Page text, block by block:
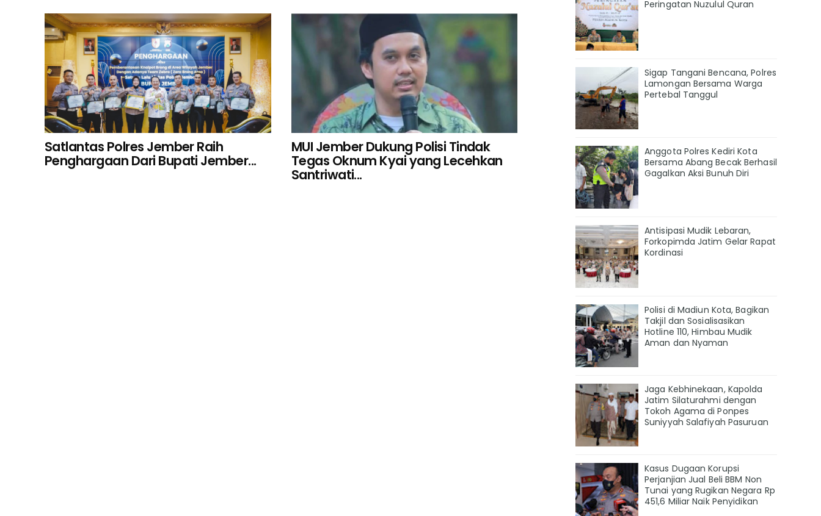
Satlantas Polres Jember Raih
Penghargaan Dari Bupati Jember...
MUI Jember Dukung Polisi Tindak
Tegas Oknum Kyai yang Lecehkan
Santriwati...
Peringatan Nuzulul Quran
Sigap Tangani Bencana, Polres
Lamongan Bersama Warga
Pertebal Tanggul
Anggota Polres Kediri Kota
Bersama Abang Becak Berhasil
Gagalkan Aksi Bunuh Diri
Antisipasi Mudik Lebaran,
Forkopimda Jatim Gelar Rapat
Kordinasi
Polisi di Madiun Kota, Bagikan
Takjil dan Sosialisasikan
Hotline 110, Himbau Mudik
Aman dan Nyaman
Jaga Kebhinekaan, Kapolda
Jatim Silaturahmi dengan
Tokoh Agama di Ponpes
Suniyyah Salafiyah Pasuruan
Kasus Dugaan Korupsi
Perjanjian Jual Beli BBM Non
Tunai yang Rugikan Negara Rp
451,6 Miliar Naik Penyidikan